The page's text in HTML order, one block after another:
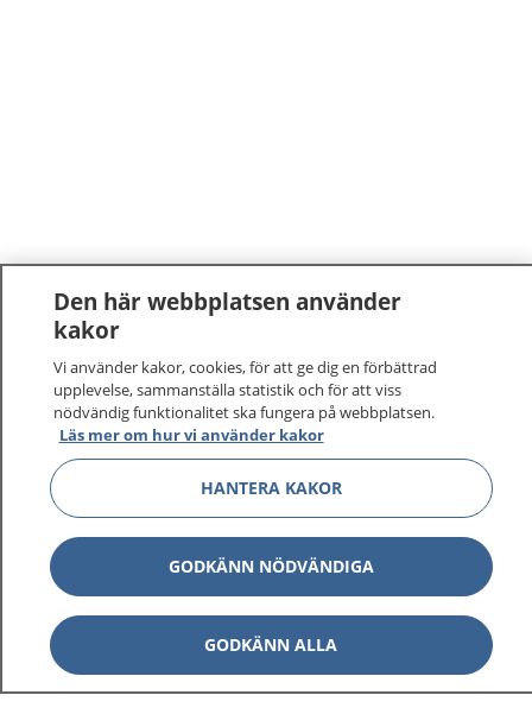
Den här webbplatsen använder
kakor
Vi använder kakor, cookies, för att ge dig en förbättrad
upplevelse, sammanställa statistik och för att viss
nödvändig funktionalitet ska fungera på webbplatsen.
Läs mer om hur vi använder kakor
HANTERA KAKOR
GODKÄNN NÖDVÄNDIGA
GODKÄNN ALLA